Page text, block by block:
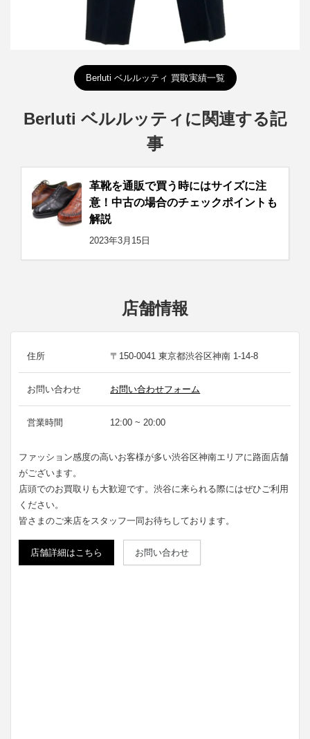
Berluti ベルルッティ 買取実績一覧
Berluti ベルルッティに関連する記
事
革靴を通販で買う時にはサイズに注
意！中古の場合のチェックポイントも
解説
2023年3月15日
店舗情報
住所 〒150-0041 東京都渋谷区神南 1-14-8
お問い合わせ お問い合わせフォーム
営業時間 12:00 ~ 20:00
ファッション感度の高いお客様が多い渋谷区神南エリアに路面店舗
がございます。
店頭でのお買取りも大歓迎です。渋谷に来られる際にはぜひご利用
ください。
皆さまのご来店をスタッフ一同お待ちしております。
店舗詳細はこちら お問い合わせ